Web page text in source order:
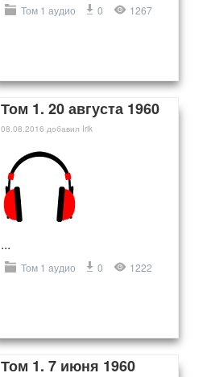
Том 1 аудио 0 1267
Том 1. 20 августа 1960
08.08.2016 добавил Irik
...
Том 1 аудио 0 1222
Том 1. 7 июня 1960